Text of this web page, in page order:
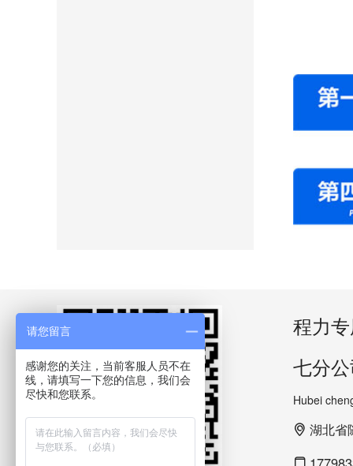
程力
七分
Hubei
湖北省
请您留言
感谢您的关注，当前客服人员不在
线，请填写一下您的信息，我们会
尽快和您联系。